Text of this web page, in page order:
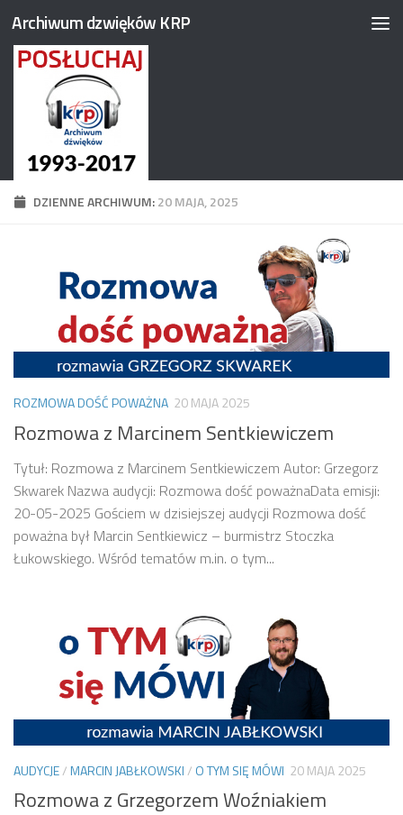
Przejdź do treści
Archiwum dzwięków KRP
DZIENNE ARCHIWUM:20 MAJA, 2025
ROZMOWA DOŚĆ POWAŻNA 20 MAJA 2025
Rozmowa z Marcinem Sentkiewiczem
Tytuł: Rozmowa z Marcinem Sentkiewiczem Autor: Grzegorz
Skwarek Nazwa audycji: Rozmowa dość poważnaData emisji:
20-05-2025 Gościem w dzisiejszej audycji Rozmowa dość
poważna był Marcin Sentkiewicz – burmistrz Stoczka
Łukowskiego. Wśród tematów m.in. o tym...
AUDYCJE/MARCIN JABŁKOWSKI/ O TYM SIĘ MÓWI 20 MAJA 2025
Rozmowa z Grzegorzem Woźniakiem